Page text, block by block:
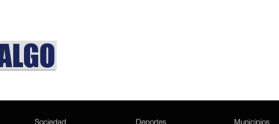
Sociedad Deportes Municipios